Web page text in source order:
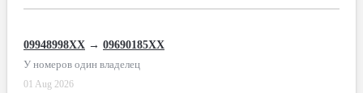
09948998XX → 09690185XX
У номеров один владелец
01 Aug 2026